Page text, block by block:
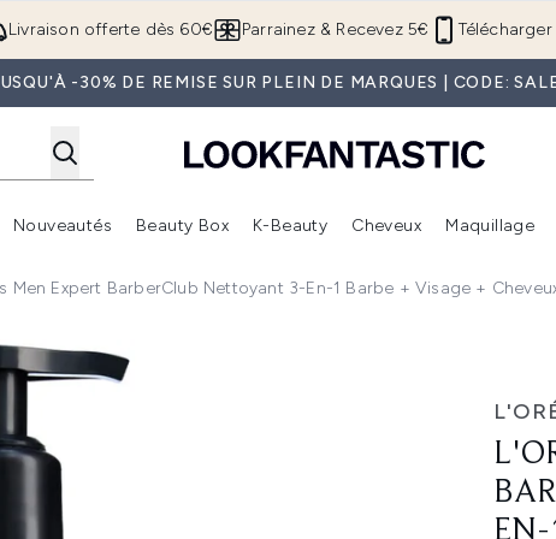
Passer au contenu principal
Livraison offerte dès 60€ Télécharger
Parrainez & Recevez 5€
-30% DE REMISE SUR PLEIN DE MARQUES | CODE:
Accédez au sous-menu (Boutique Été )
Accédez au sous-menu (Offres) Accédez au sous-menu (Marques)
Nouveautés
Accédez au sous-menu (Nouveautés)
Beauty Box
Accédez au sous-menu (Beauty Box)
K-Beauty Cheveux Maquillage
Men Expert BarberClub Nettoyant 3-En-1 Barbe + Visage +
Nettoyant 3-en-1 Barbe + Visage + Cheveux 200 ml
EN-